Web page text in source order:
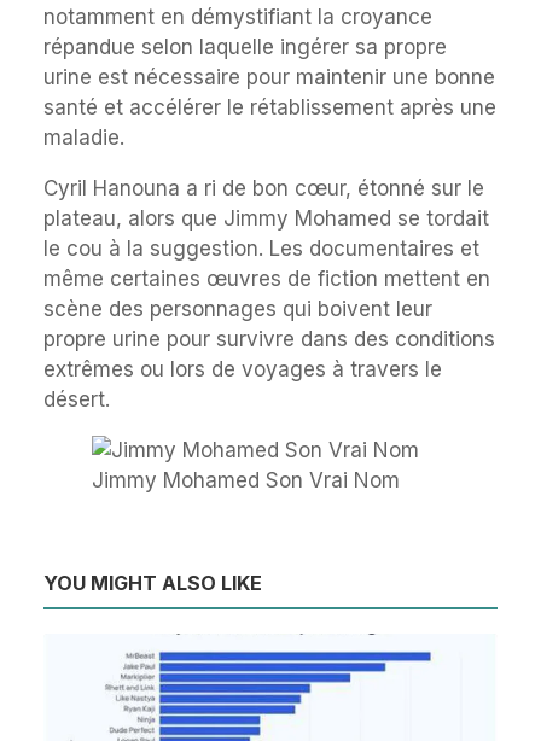
notamment en démystifiant la croyance
répandue selon laquelle ingérer sa propre
urine est nécessaire pour maintenir une bonne
santé et accélérer le rétablissement après une
maladie.
Cyril Hanouna a ri de bon cœur, étonné sur le
plateau, alors que Jimmy Mohamed se tordait
le cou à la suggestion. Les documentaires et
même certaines œuvres de fiction mettent en
scène des personnages qui boivent leur
propre urine pour survivre dans des conditions
extrêmes ou lors de voyages à travers le
désert.
Jimmy Mohamed Son Vrai Nom
YOU MIGHT ALSO LIKE